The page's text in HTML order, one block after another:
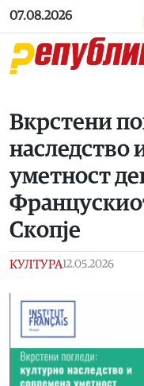
Skip to main content
07.08.2026
Вкрстени
наследство
уметност
Скопје
КУЛТУРА12.05.2026